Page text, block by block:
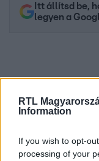
RTL
Information
If you wish to opt-
processing of your
Itt állítsd be,
legyen a